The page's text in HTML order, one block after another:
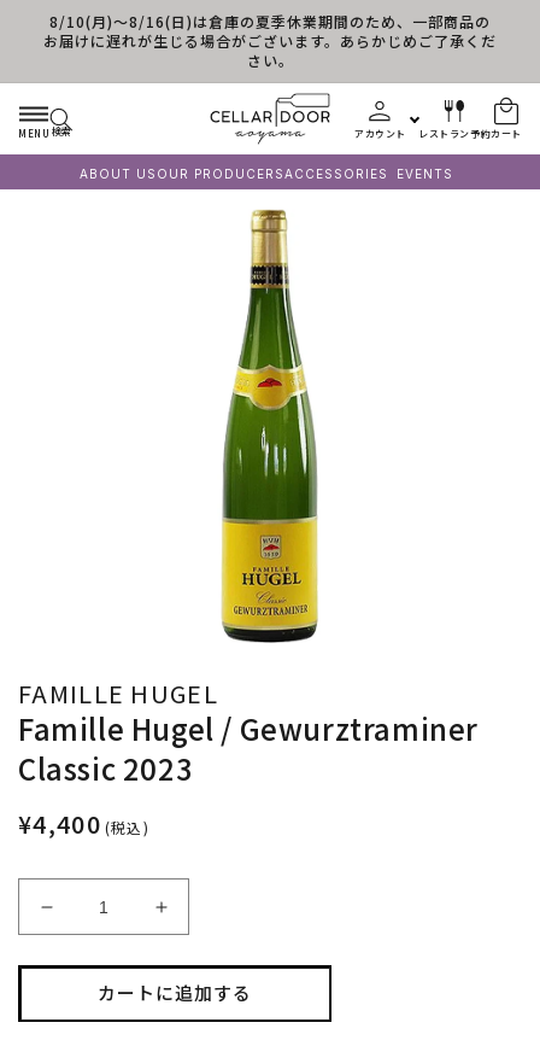
コンテンツに進む
8/10(月)～8/16(日)は倉庫の夏季休業期間のため、一部商品の
お届けに遅れが生じる場合がございます。あらかじめご了承くだ
さい。
MENU 検索 アカウント レストラン予約カート
ABOUT US OUR PRODUCERSACCESSORIES EVENTS
FAMILLE HUGEL
Famille Hugel / Gewurztraminer
Classic 2023
¥4,400 (税込)
Famille
Hugel
/
Gewurztraminer
Classic
Famille
Hugel
/
Gewurztraminer
Classic
カートに追加する